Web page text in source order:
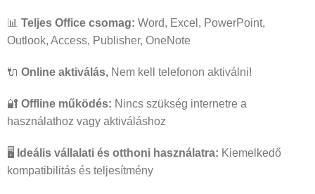
📊 Teljes Office csomag: Word, Excel, PowerPoint,
Outlook, Access, Publisher, OneNote
🔌 Online aktiválás, Nem kell telefonon aktiválni!
🔐 Offline működés: Nincs szükség internetre a
használathoz vagy aktiváláshoz
🖥️ Ideális vállalati és otthoni használatra: Kiemelkedő
kompatibilitás és teljesítmény